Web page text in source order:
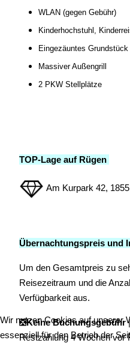
WLAN (gegen Gebühr)
Kinderhochstuhl,
Eingezäuntes
Massiver Außengrill
2 PKW Stellplätze
TOP-Lage auf Rügen
Am Kurpark 42,
Übernachtungspreis und
Um den Gesamtpreis zu
Reisezeitraum und die
Verfügbarkeit aus.
❎Keine Buchungsgebühr
Restzahlung 4 Wochen vor
Wir nutzen Cookies auf unserer
essenziell für den Betrieb der